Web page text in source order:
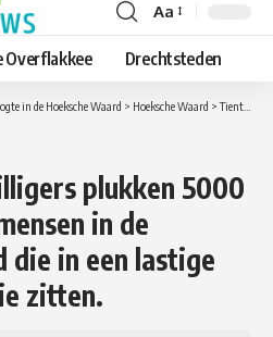
Lettergrootte
aanpassen
Aa
Overflakkee Drechtsteden
in de Hoeksche Waard > Hoeksche Waard >Tientallen vrijwilligers plukken 5000 kilo peren voor mensen in de Hoeksche Waard die in een lastige financiële situatie zitten.
plukken 5000
in de
die in een lastige
zitten.